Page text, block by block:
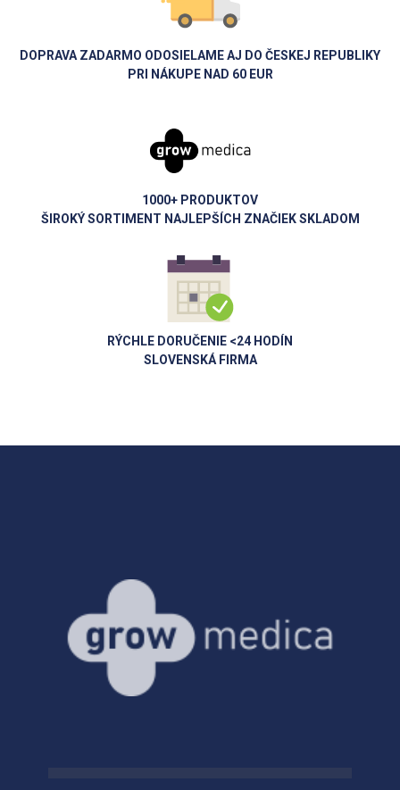
DOPRAVA ZADARMO ODOSIELAME AJ DO ČESKEJ REPUBLIKY
PRI NÁKUPE NAD 60 EUR
1000+ PRODUKTOV
ŠIROKÝ SORTIMENT NAJLEPŠÍCH ZNAČIEK SKLADOM
RÝCHLE DORUČENIE <24 HODÍN
SLOVENSKÁ FIRMA